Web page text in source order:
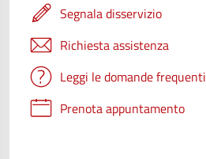
Segnala disservizio
Richiesta assistenza
Leggi le domande frequenti
Prenota appuntamento